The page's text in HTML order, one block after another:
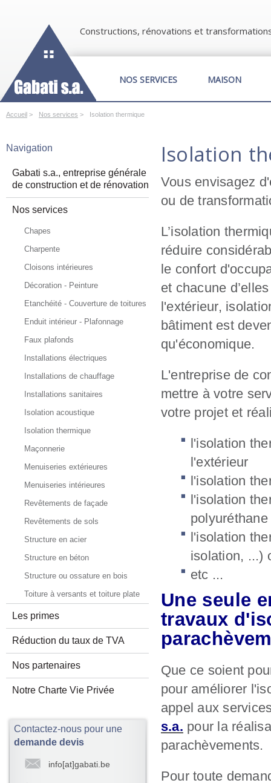
Constructions, rénovations et
NOS SERVICES MAISON
Accueil > Nos services > Isolation thermique
Navigation
Gabati s.a., entreprise générale
de construction et de rénovation
Nos services
Chapes
Charpente
Cloisons intérieures
Décoration - Peinture
Etanchéité - Couverture de toitures
Enduit intérieur - Plafonnage
Faux plafonds
Installations électriques
Installations de chauffage
Installations sanitaires
Isolation acoustique
Isolation thermique
Maçonnerie
Menuiseries extérieures
Menuiseries intérieures
Revêtements de façade
Revêtements de sols
Structure en acier
Structure en béton
Structure ou ossature en bois
Toiture à versants et toiture plate
Les primes
Réduction du taux de TVA
Nos partenaires
Notre Charte Vie Privée
Contactez-nous pour une
demande devis
info[at]gabati.be
Isolation
Vous envisagez
ou de
L’isolation
réduire
le confort
et chacune
l'extérieur,
bâtiment est
qu'économique.
L'entreprise de
mettre à votre
votre projet et
l'isolation
l'extérieur
l'isolation
l'isolation
l'isolation
isolation, ...)
etc ...
Une seule
travaux
Que ce soient
pour améliorer
appel aux
s.a. pour la
parachèvements.
Pour toute